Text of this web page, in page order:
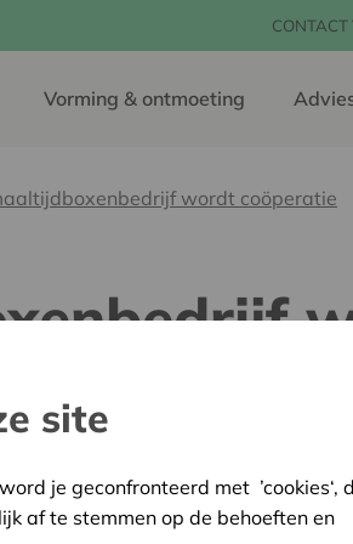
CONTACT
Vorming & ontmoeting
wordt coöperatie
20 januari 2022
Het Nederlandse
site
je geconfronteerd met ’cookies‘,
af te stemmen op de behoeften en